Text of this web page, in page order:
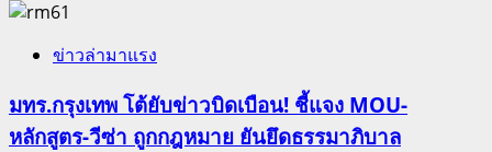
ข่าวล่ามาแรง
มทร.กรุงเทพ โต้ยับข่าวบิดเบือน! ชี้แจง MOU-
หลักสูตร-วีซ่า ถูกกฎหมาย ยันยึดธรรมาภิบาล